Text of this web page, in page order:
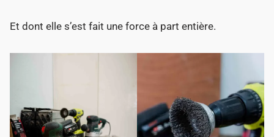
Et dont elle s’est fait une force à part entière.